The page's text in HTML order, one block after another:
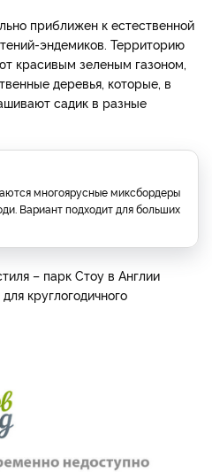
приближен к естественной
эндемиков. Территорию
красивым зеленым газоном,
деревья, которые, в
садик в разные
многоярусные миксбордеры
Вариант подходит для больших
– парк Стоу в Англии
круглогодичного